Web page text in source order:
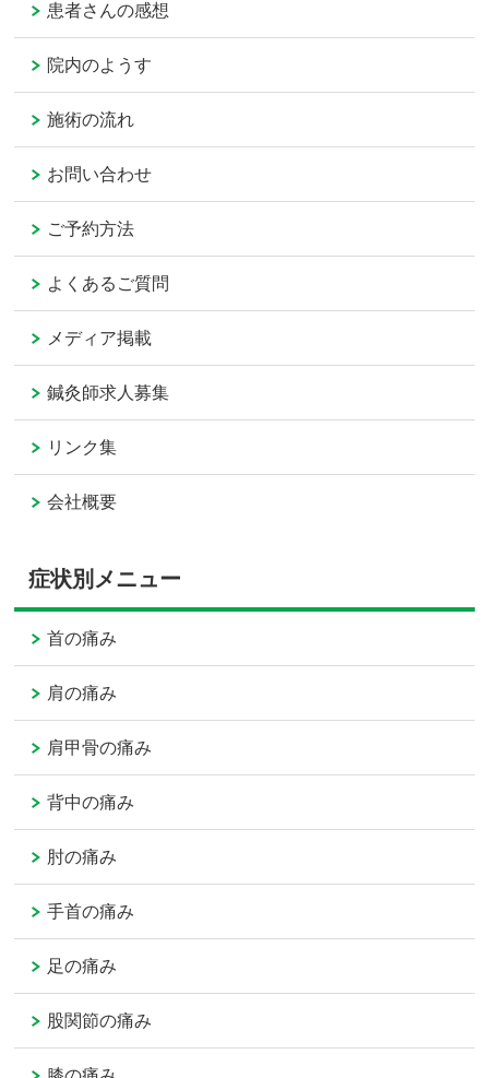
患者さんの感想
院内のようす
施術の流れ
お問い合わせ
ご予約方法
よくあるご質問
メディア掲載
鍼灸師求人募集
リンク集
会社概要
症状別メニュー
首の痛み
肩の痛み
肩甲骨の痛み
背中の痛み
肘の痛み
手首の痛み
足の痛み
股関節の痛み